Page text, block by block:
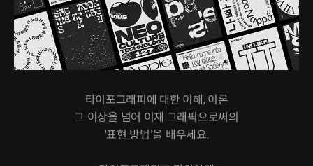
타이포그래피에 대한 이해, 이론
그 이상을 넘어 이제 그래픽으로써의
'표현 방법'을 배우세요.